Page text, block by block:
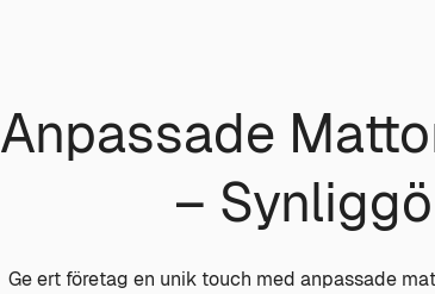
Anpassade
–
Ge ert företag en unik touch med anpassade